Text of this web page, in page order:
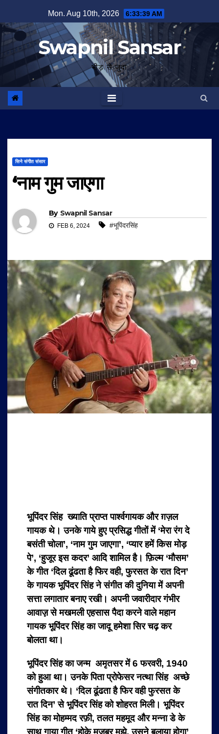
to
content
Mon. Aug 10th, 2026 6:33:40 AM
Swapnil Sansar
भीड़ से जुदा
सिने संगीत संसार
‘नाम गुम जाएगा
By Swapnil Sansar
FEB 6, 2024 #भूपिंदरसिंह
भूपिंदर सिंह ख्याति प्राप्त पार्श्वगायक और ग़ज़ल
गायक थे। उनके गाये हुए प्रसिद्ध गीतों में ‘मेरा रंग दे
बसंती चोला’, ‘नाम गुम जाएगा’, ‘प्यार हमें किस मोड़
पे’, ‘हुजूर इस कदर’ आदि शामिल है। फ़िल्म ‘मौसम’
के गीत ‘दिल ढूंढता है फिर वही, फुरसत के रात दिन’
के गायक भूपिंदर सिंह ने संगीत की दुनिया में अपनी
सत्ता लगातार बनाए रखी। अपनी जवारीदार गंभीर
आवाज़़ से मखमली एहसास पैदा करने वाले महान
गायक भूपिंदर सिंह का जादू हमेशा सिर चढ़ कर
बोलता था।
भूपिंदर सिंह का जन्म अमृतसर में 6 फरवरी, 1940
को हुआ था। उनके पिता प्रोफेसर नत्था सिंह अच्छे
संगीतकार थे। ‘दिल ढूंढता है फिर वही फुरसत के
रात दिन’ से भूपिंदर सिंह को शोहरत मिली। भूपिंदर
सिंह का मोहम्मद रफ़ी, तलत महमूद और मन्ना डे के
साथ गाया गीत ‘होके मजबूर मुझे, उसने बुलाया होगा’